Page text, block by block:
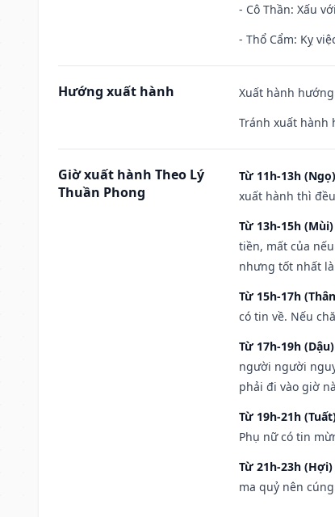
- Cô Thần: Xấu
- Thổ Cẩm: Kỵ
Hướng xuất hành
Xuất hành
Tránh xuất hành
Giờ xuất hành Theo Lý
Thuần Phong
Từ 11h-13h
xuất hành thì
Từ 13h-15h
tiền, mất của
nhưng tốt nhất
Từ 15h-17h
có tin về. Nếu
Từ 17h-19h
người người
phải đi vào giờ
Từ 19h-21h
Phụ nữ có tin
Từ 21h-23h
ma quỷ nên